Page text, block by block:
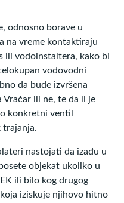
odnosno borave u
na vreme kontaktiraju
ili vodoinstaltera, kako bi
vodovodni
da bude izvršena
Vračar ili ne, te da li je
konkretni ventil
trajanja.
nastojati da izađu u
objekat ukoliko u
ili bilo kog drugog
iziskuje njihovo hitno